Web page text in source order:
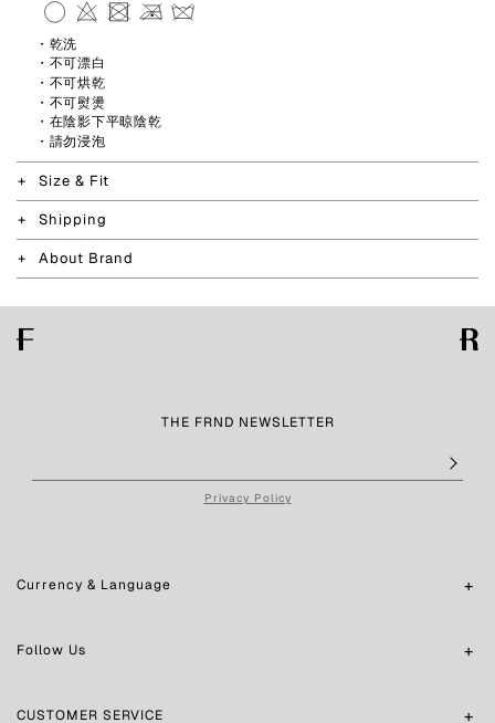
・乾洗
・不可漂白
・不可烘乾
・不可熨燙
・在陰影下平晾陰乾
・請勿浸泡
Size & Fit
Shipping
About Brand
THE FRND NEWSLETTER
Privacy Policy
Currency & Language
Follow Us
CUSTOMER SERVICE